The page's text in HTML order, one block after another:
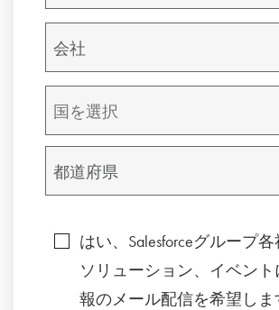
はい、Salesforceグループ各
ソリューション、イベン
報のメール配信を希望し